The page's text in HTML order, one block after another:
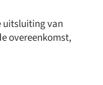
uitsluiting van
overeenkomst,